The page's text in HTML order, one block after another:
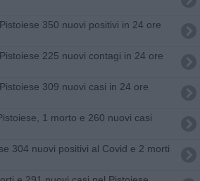
350 nuovi positivi in 24 ore
225 nuovi contagi in 24 ore
309 nuovi casi in 24 ore
1 morto e 260 nuovi casi
304 nuovi positivi al Covid e 2 morti